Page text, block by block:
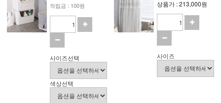
적립금 : 100원
사이즈선택
색상선택
상품가 : 213,000원
사이즈